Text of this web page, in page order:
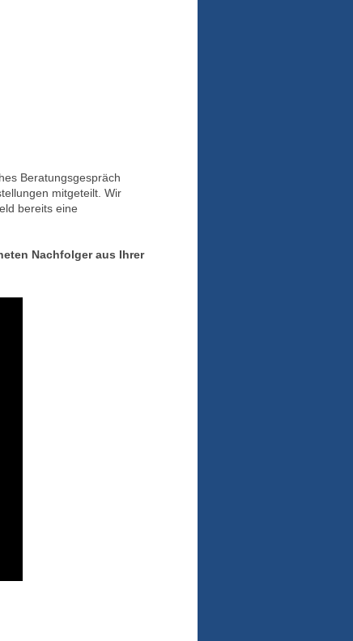
Beratungsgespräch
mitgeteilt. Wir
bereits eine
Nachfolger aus Ihrer